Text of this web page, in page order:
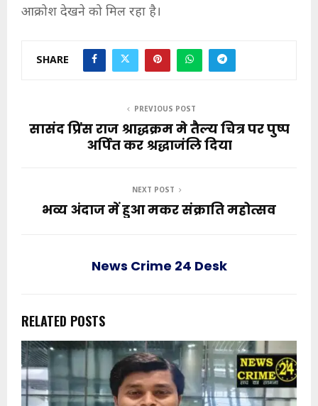
आक्रोश देखने को मिल रहा है।
SHARE
PREVIOUS POST
सासंद प्रिंस राज श्राद्धक्रम मे तैल्य चित्र पर पुष्प
अर्पित कर श्रद्धाजंलि दिया
NEXT POST
भव्य अंदाज में हुआ मकर संक्राति महोत्सव
News Crime 24 Desk
RELATED POSTS